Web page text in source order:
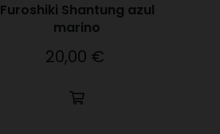
Furoshiki Shantung azul
marino
Precio
20,00 €